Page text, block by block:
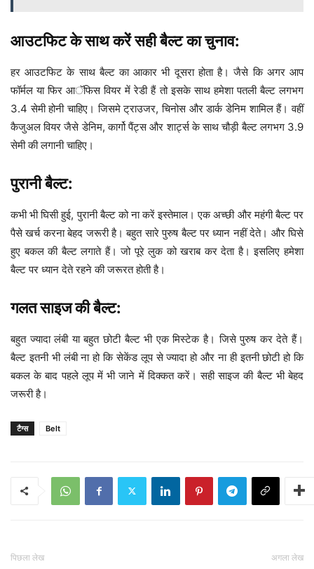
आउटफिट के साथ करें सही बैल्ट का चुनाव:
हर आउटफिट के साथ बैल्ट का आकार भी दूसरा होता है। जैसे कि अगर आप
फॉर्मल या फिर आॅफिस वियर में रेडी हैं तो इसके साथ हमेशा पतली बैल्ट लगभग
3.4 सेमी होनी चाहिए। जिसमे ट्राउजर, चिनोस और डार्क डेनिम शामिल हैं। वहीं
कैजुअल वियर जैसे डेनिम, कार्गो पैंट्स और शार्ट्स के साथ चौड़ी बैल्ट लगभग 3.9
सेमी की लगानी चाहिए।
पुरानी बैल्ट:
कभी भी घिसी हुई, पुरानी बैल्ट को ना करें इस्तेमाल। एक अच्छी और महंगी बैल्ट पर
पैसे खर्च करना बेहद जरूरी है। बहुत सारे पुरुष बैल्ट पर ध्यान नहीं देते। और घिसे
हुए बकल की बैल्ट लगाते हैं। जो पूरे लुक को खराब कर देता है। इसलिए हमेशा
बैल्ट पर ध्यान देते रहने की जरूरत होती है।
गलत साइज की बैल्ट:
बहुत ज्यादा लंबी या बहुत छोटी बैल्ट भी एक मिस्टेक है। जिसे पुरुष कर देते हैं।
बैल्ट इतनी भी लंबी ना हो कि सेकेंड लूप से ज्यादा हो और ना ही इतनी छोटी हो कि
बकल के बाद पहले लूप में भी जाने में दिक्कत करें। सही साइज की बैल्ट भी बेहद
जरूरी है।
टैग्स Belt
पिछला लेख अगला लेख